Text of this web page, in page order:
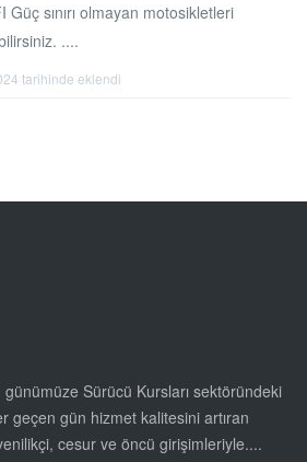
Güç sınırı olmayan motosikletleri
....
tarihinde eklendi
günümüze Sürücü Kursları sektöründeki
geçen gün hizmet kalitesini artıran
cesur ve öncü girişimleriyle....